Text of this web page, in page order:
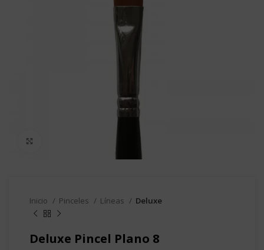
Inicio Pinceles Líneas Deluxe
Deluxe Pincel Plano 8